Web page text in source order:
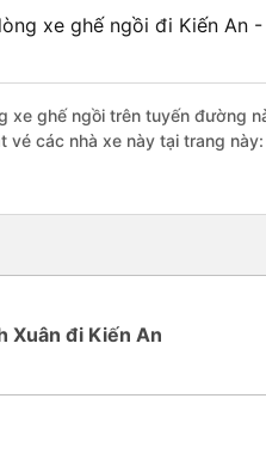
xe ghế ngồi đi Kiến An
xe ghế ngồi trên tuyến đường
vé các nhà xe này tại trang này:
Xuân đi Kiến An